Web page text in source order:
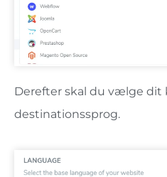
Derefter skal du vælge dit
destinationssprog.